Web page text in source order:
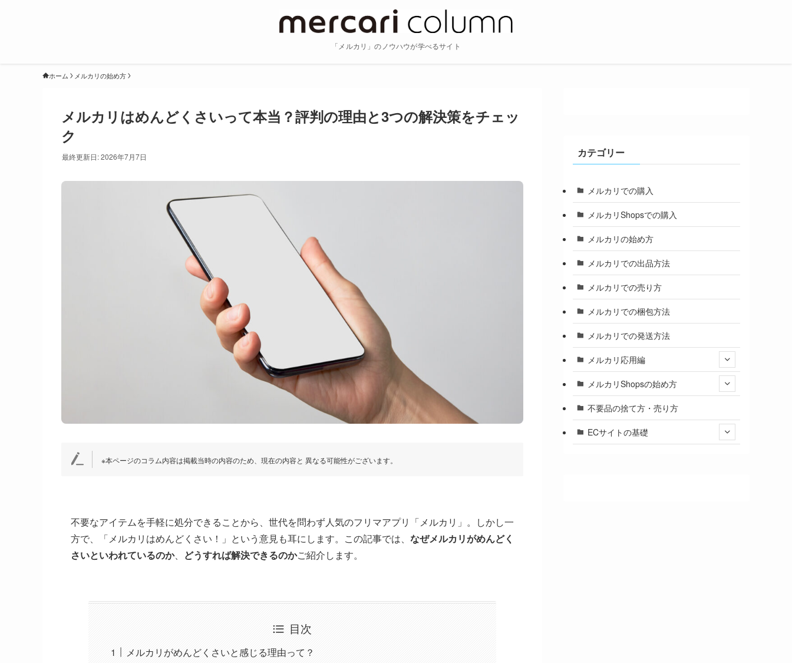
「メルカリ」のノウハウが学べるサイト
ホーム メルカリの始め方
メルカリはめんどくさいって本当？評判の理由と3つの解決策をチェッ
ク
最終更新日: 2026年7月7日
※本ページのコラム内容は掲載当時の内容のため、現在の内容と 異なる可能性がございます。
不要なアイテムを手軽に処分できることから、世代を問わず人気のフリマアプリ「メルカリ」。しかし一
方で、「メルカリはめんどくさい！」という意見も耳にします。この記事では、 なぜメルカリがめんどく
さいといわれているのか、 どうすれば解決できるのかご紹介します。
目次
メルカリがめんどくさいと感じる理由って？
カテゴリー
メルカリでの購入
メルカリShopsでの購入
メルカリの始め方
メルカリでの出品方法
メルカリでの売り方
メルカリでの梱包方法
メルカリでの発送方法
メルカリ応用編
メルカリShopsの始め方
不要品の捨て方・売り方
ECサイトの基礎